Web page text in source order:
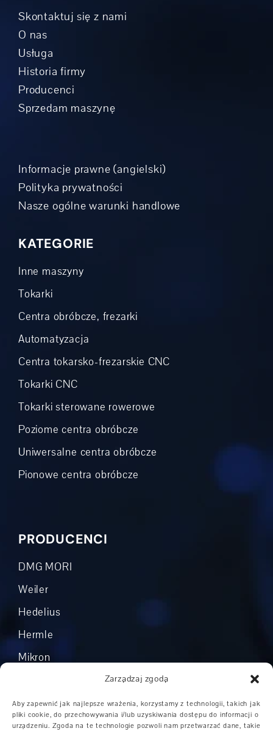
Zarządzaj zgodą
Aby zapewnić jak najlepsze wrażenia, korzystamy z technologii, takich jak
pliki cookie, do przechowywania i/lub uzyskiwania dostępu do informacji o
urządzeniu. Zgoda na te technologie pozwoli nam przetwarzać dane, takie
Skontaktuj się z nami
O nas
Usługa
Historia firmy
Producenci
Sprzedam maszynę
Informacje prawne (angielski)
Polityka prywatności
Nasze ogólne warunki handlowe
KATEGORIE
Inne maszyny
Tokarki
Centra obróbcze, frezarki
Automatyzacja
Centra tokarsko-frezarskie CNC
Tokarki CNC
Tokarki sterowane rowerowe
Poziome centra obróbcze
Uniwersalne centra obróbcze
Pionowe centra obróbcze
PRODUCENCI
DMG MORI
Weiler
Hedelius
Hermle
Mikron
Boehringer
Grob